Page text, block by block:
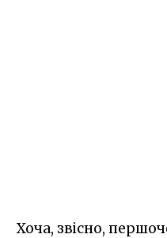
Хоча, звісно,